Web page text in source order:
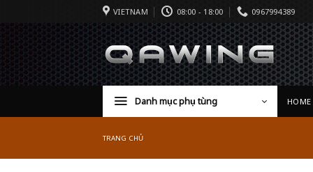
VIETNAM 08:00 - 18:00 0967994389
Danh mục phụ tùng HOME
TRANG CHỦ